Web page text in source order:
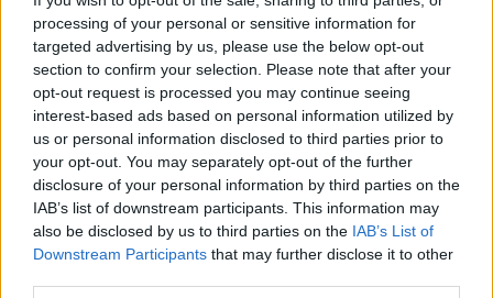
processing of your personal or sensitive information for
targeted advertising by us, please use the below opt-out
section to confirm your selection. Please note that after your
opt-out request is processed you may continue seeing
interest-based ads based on personal information utilized by
us or personal information disclosed to third parties prior to
your opt-out. You may separately opt-out of the further
disclosure of your personal information by third parties on the
IAB’s list of downstream participants. This information may
also be disclosed by us to third parties on the IAB’s List of
Downstream Participants that may further disclose it to other
Sören Wiman
Svar:
Innan E10 infördes hade vi i Sverige en inblandning av 5
procent etanol i 95 oktanig bensin. Det europeiska
bränslekvalitetsdirektivet tillåter däremot 10 procent
etanol i bensin sedan 1/5 2011 och 1 augusti 2021
infördes det i svensk lag. De flesta biltillverkare
förberedde tidigt bilarna för en större inblandning av
etanol enligt direktivet.